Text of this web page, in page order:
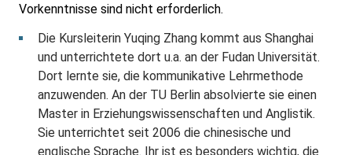
Vorkenntnisse sind nicht erforderlich.
Die Kursleiterin Yuqing Zhang kommt aus Shanghai
und unterrichtete dort u.a. an der Fudan Universität.
Dort lernte sie, die kommunikative Lehrmethode
anzuwenden. An der TU Berlin absolvierte sie einen
Master in Erziehungswissenschaften und Anglistik.
Sie unterrichtet seit 2006 die chinesische und
englische Sprache. Ihr ist es besonders wichtig, die